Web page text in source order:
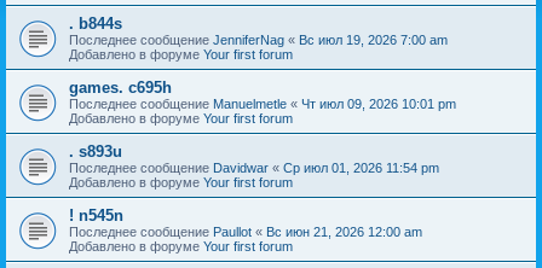
. b844s
Последнее сообщение JenniferNag « Вс июл 19, 2026 7:00 am
Добавлено в форуме Your first forum
games. c695h
Последнее сообщение Manuelmetle « Чт июл 09, 2026 10:01 pm
Добавлено в форуме Your first forum
. s893u
Последнее сообщение Davidwar « Ср июл 01, 2026 11:54 pm
Добавлено в форуме Your first forum
! n545n
Последнее сообщение Paullot « Вс июн 21, 2026 12:00 am
Добавлено в форуме Your first forum